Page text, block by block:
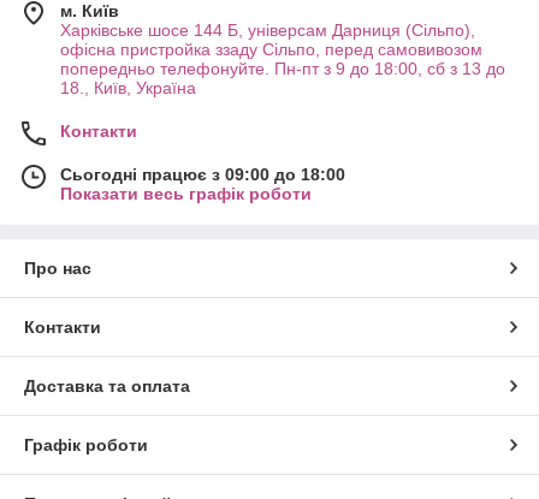
м. Київ
Харківське шосе 144 Б, універсам Дарниця (Сільпо),
офісна пристройка ззаду Сільпо, перед самовивозом
попередньо телефонуйте. Пн-пт з 9 до 18:00, сб з 13 до
18., Київ, Україна
Контакти
Сьогодні працює з 09:00 до 18:00
Показати весь графік роботи
Про нас
Контакти
Доставка та оплата
Графік роботи